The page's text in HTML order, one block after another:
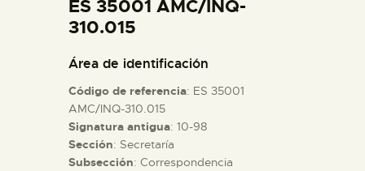
ESPAÑOL
PREPARAR LA VISITA
ES 35001 AMC/INQ-
310.015
Área de identificación
Código de referencia: ES 35001
AMC/INQ-310.015
Signatura antigua: 10-98
Sección: Secretaría
Subsección: Correspondencia